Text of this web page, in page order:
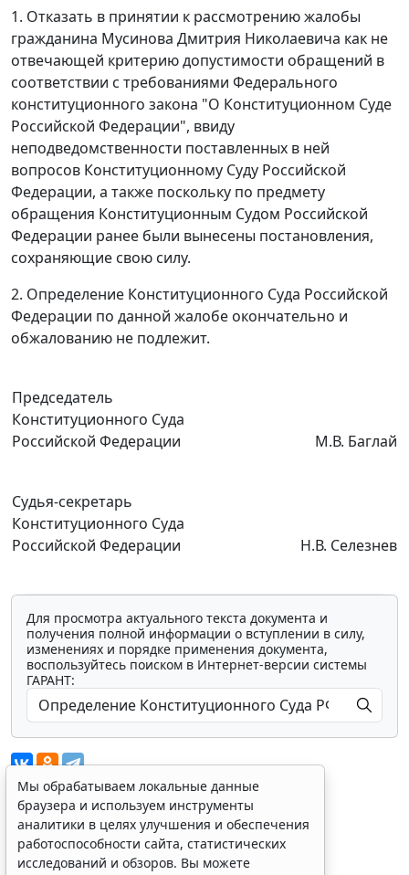
1. Отказать в принятии к рассмотрению жалобы
гражданина Мусинова Дмитрия Николаевича как не
отвечающей критерию допустимости обращений в
соответствии с требованиями Федерального
конституционного закона "О Конституционном Суде
Российской Федерации", ввиду
неподведомственности поставленных в ней
вопросов Конституционному Суду Российской
Федерации, а также поскольку по предмету
обращения Конституционным Судом Российской
Федерации ранее были вынесены постановления,
сохраняющие свою силу.
2. Определение Конституционного Суда Российской
Федерации по данной жалобе окончательно и
обжалованию не подлежит.
Председатель
Конституционного Суда
Российской Федерации
М.В. Баглай
Судья-секретарь
Конституционного Суда
Российской Федерации
Н.В. Селезнев
Для просмотра актуального текста документа и
получения полной информации о вступлении в силу,
изменениях и порядке применения документа,
воспользуйтесь поиском в Интернет-версии системы
ГАРАНТ:
Показать все материалы
Мы обрабатываем локальные данные
браузера и используем инструменты
аналитики в целях улучшения и обеспечения
работоспособности сайта, статистических
исследований и обзоров. Вы можете